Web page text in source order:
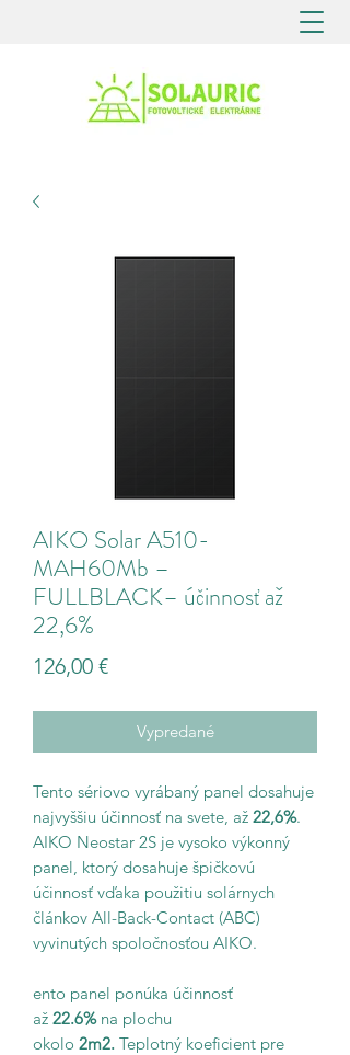
AIKO Solar A510-
MAH60Mb –
FULLBLACK– účinnosť až
22,6%
126,00 €Price
Vypredané
Tento sériovo vyrábaný panel dosahuje
najvyššiu účinnosť na svete, až 22,6%.
AIKO Neostar 2S je vysoko výkonný
panel, ktorý dosahuje špičkovú
účinnosť vďaka použitiu solárnych
článkov All-Back-Contact (ABC)
vyvinutých spoločnosťou AIKO.
ento panel ponúka účinnosť
až 22.6%na plochu
okolo 2m2. Teplotný koeficient pre